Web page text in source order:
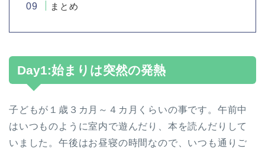
まとめ
Day1:始まりは突然の発熱
子どもが１歳３カ月～４カ月くらいの事です。午前中
はいつものように室内で遊んだり、本を読んだりして
いました。午後はお昼寝の時間なので、いつも通りご